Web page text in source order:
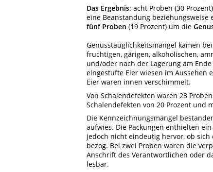
Das Ergebnis: acht Proben (30
eine Beanstandung
fünf Proben (19 Prozent) um die
Genusstauglichkeitsmängel kamen
fruchtigen, gärigen, alkoholischen,
und/oder nach der Lagerung am
eingestufte Eier wiesen im Aussehen
Eier waren innen verschimmelt.
Von Schalendefekten waren 23
Schalendefekten von 20 Prozent und
Die Kennzeichnungsmängel
aufwies. Die Packungen enthielten
jedoch nicht eindeutig hervor, ob sich
bezog. Bei zwei Proben waren die
Anschrift des Verantwortlichen oder
lesbar.